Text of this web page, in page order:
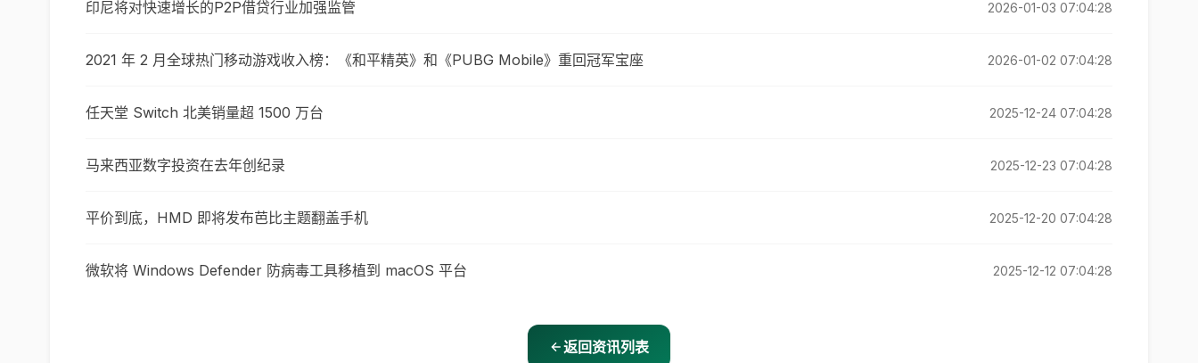
印尼将对快速增长的P2P借贷行业加强监管 2026-01-03 07:04:28
2021 年 2 月全球热门移动游戏收入榜：《和平精英》和《PUBG Mobile》重回冠军宝座 2026-01-02 07:04:28
任天堂 Switch 北美销量超 1500 万台 2025-12-24 07:04:28
马来西亚数字投资在去年创纪录 2025-12-23 07:04:28
平价到底，HMD 即将发布芭比主题翻盖手机 2025-12-20 07:04:28
微软将 Windows Defender 防病毒工具移植到 macOS 平台 2025-12-12 07:04:28
返回资讯列表